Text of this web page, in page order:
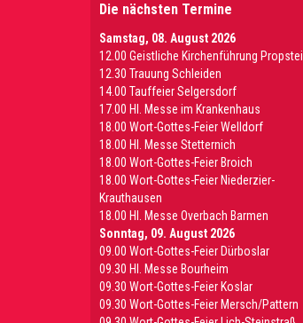
Die nächsten Termine
Samstag, 08. August 2026
12.00 Geistliche Kirchenführung Propstei
12.30 Trauung Schleiden
14.00 Tauffeier Selgersdorf
17.00 Hl. Messe im Krankenhaus
18.00 Wort-Gottes-Feier Welldorf
18.00 Hl. Messe Stetternich
18.00 Wort-Gottes-Feier Broich
18.00 Wort-Gottes-Feier Niederzier-
Krauthausen
18.00 Hl. Messe Overbach Barmen
Sonntag, 09. August 2026
09.00 Wort-Gottes-Feier Dürboslar
09.30 HI. Messe Bourheim
09.30 Wort-Gottes-Feier Koslar
09.30 Wort-Gottes-Feier Mersch/Pattern